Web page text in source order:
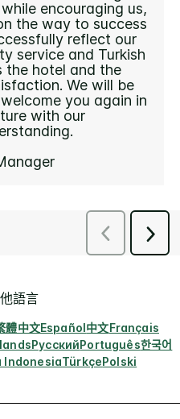
語言
體中文Español中文Français
РусскийPortuguês한국어
IndonesiaTürkçePolski